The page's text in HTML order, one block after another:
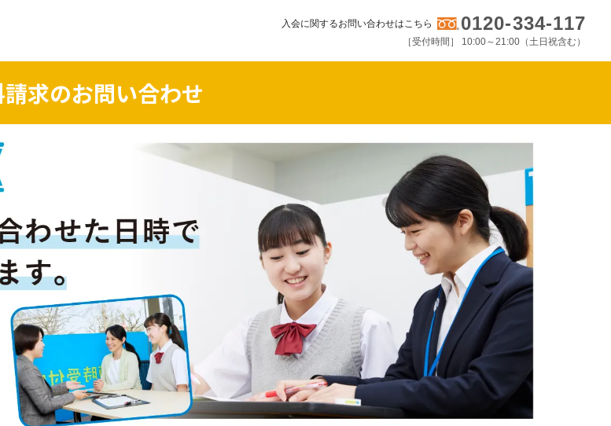
入会に関するお問い合わせはこちら 0120-334-117
［受付時間］ 10:00～21:00（土日祝含む）
求のお問い合わせ